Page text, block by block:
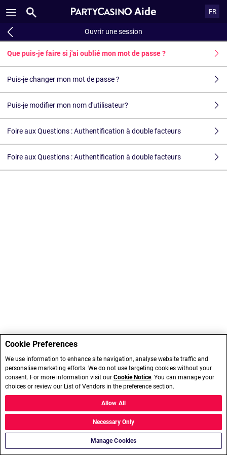
Aide FR
Ouvrir une session
Que puis-je faire si j'ai oublié mon mot de passe ?
Puis-je changer mon mot de passe ?
Puis-je modifier mon nom d'utilisateur?
Foire aux Questions : Authentification à double facteurs
Foire aux Questions : Authentification à double facteurs
Cookie Preferences
We use information to enhance site navigation, analyse website traffic and
personalise marketing efforts. We do not use targeting cookies without your
consent. For more information visit our Cookie Notice. You can manage your
choices or review our List of Vendors in the preference section.
Manage Cookies
Necessary Only
Allow All